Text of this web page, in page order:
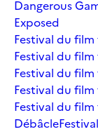
Dangerous
Exposed
Festival du
Festival du
Festival du
Festival du film
Festival du
Débâcle